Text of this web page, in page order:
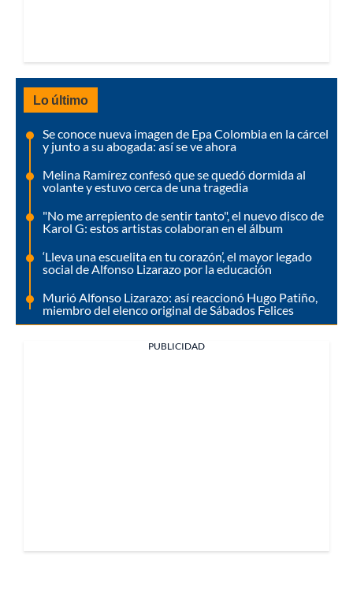
Lo último
Se conoce nueva imagen de Epa Colombia en la cárcel
y junto a su abogada: así se ve ahora
Melina Ramírez confesó que se quedó dormida al
volante y estuvo cerca de una tragedia
"No me arrepiento de sentir tanto", el nuevo disco de
Karol G: estos artistas colaboran en el álbum
‘Lleva una escuelita en tu corazón’, el mayor legado
social de Alfonso Lizarazo por la educación
Murió Alfonso Lizarazo: así reaccionó Hugo Patiño,
miembro del elenco original de Sábados Felices
PUBLICIDAD